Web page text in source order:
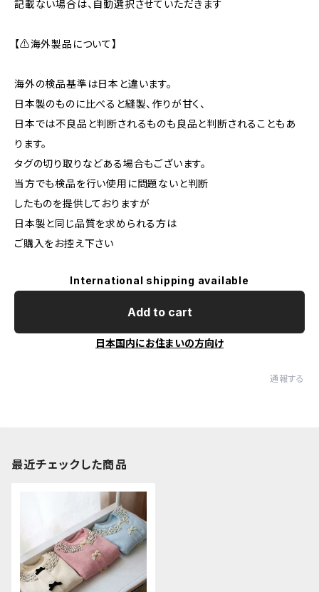
記載ない場合は、自動選択させていただきます
【⚠海外製品について】
海外の検品基準は日本と違います。
日本製のものに比べると縫製、作りが甘く、
日本では不良品と判断されるものも良品と判断されることもあ
ります。
タグの切り取りなどある場合もございます。
当方でも検品を行い使用に問題ないと判断
したものを提供しておりますが
日本製と同じ品質を求められる方は
ご購入をお控え下さい
International shipping available
Add to cart
日本国内にお住まいの方向け
通報する
最近チェックした商品